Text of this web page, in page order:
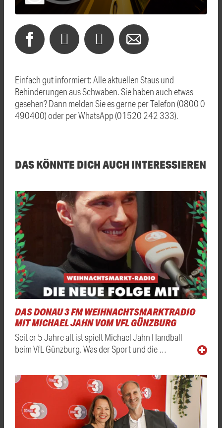
Einfach gut informiert: Alle aktuellen Staus und
Behinderungen aus Schwaben. Sie haben auch etwas
gesehen? Dann melden Sie es gerne per Telefon (0800 0
490400) oder per WhatsApp (01520 242 333).
DAS KÖNNTE DICH AUCH INTERESSIEREN
DAS DONAU 3 FM WEIHNACHTSMARKTRADIO
MIT MICHAEL JAHN VOM VFL GÜNZBURG
Seit er 5 Jahre alt ist spielt Michael Jahn Handball
beim VfL Günzburg. Was der Sport und die …